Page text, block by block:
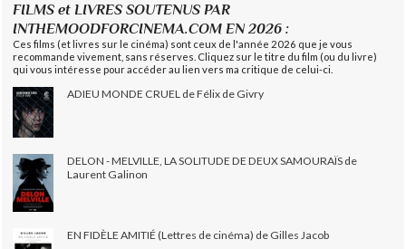
FILMS et LIVRES SOUTENUS PAR
INTHEMOODFORCINEMA.COM EN 2026 :
Ces films (et livres sur le cinéma) sont ceux de l'année 2026 que je vous
recommande vivement, sans réserves. Cliquez sur le titre du film (ou du livre)
qui vous intéresse pour accéder au lien vers ma critique de celui-ci.
ADIEU MONDE CRUEL de Félix de Givry
DELON - MELVILLE, LA SOLITUDE DE DEUX SAMOURAÏS de
Laurent Galinon
EN FIDÈLE AMITIÉ (Lettres de cinéma) de Gilles Jacob